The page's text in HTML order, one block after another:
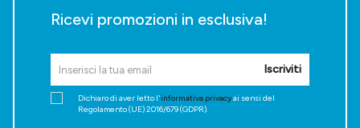
Ricevi promozioni in esclusiva!
Iscriviti
Dichiaro di aver letto l'informativa privacyai sensi del
Regolamento (UE) 2016/679 (GDPR).